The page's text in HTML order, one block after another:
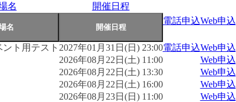
名
開催日程
電話申込Web申込
ト用テスト 2027年01月31日(日) 23:00電話申込Web申込
2026年08月22日(土) 11:00
Web申込
2026年08月22日(土) 13:30
Web申込
2026年08月22日(土) 16:00
Web申込
2026年08月23日(日) 11:00
Web申込